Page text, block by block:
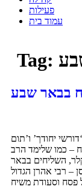
פעילות
עמוד בית
Tag:
בבאר שבע
יחודך’ ו’תום
– כמו שלימד הרב
השליחים בבאר
– רבי אהרן הגדול